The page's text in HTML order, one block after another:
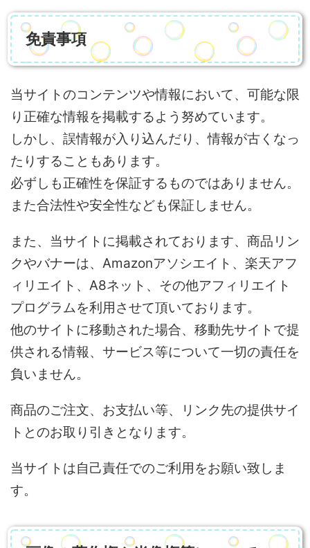
免責事項
当サイトのコンテンツや情報において、可能な限
り正確な情報を掲載するよう努めています。
しかし、誤情報が入り込んだり、情報が古くなっ
たりすることもあります。
必ずしも正確性を保証するものではありません。
また合法性や安全性なども保証しません。
また、当サイトに掲載されております、商品リン
クやバナーは、Amazonアソシエイト、楽天アフ
ィリエイト、A8ネット、その他アフィリエイト
プログラムを利用させて頂いております。
他のサイトに移動された場合、移動先サイトで提
供される情報、サービス等について一切の責任を
負いません。
商品のご注文、お支払い等、リンク先の提供サイ
トとのお取り引きとなります。
当サイトは自己責任でのご利用をお願い致しま
す。